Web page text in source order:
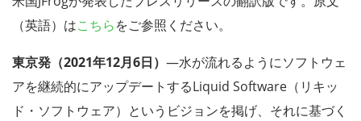
（英語）はこちらをご参照ください。
東京発（2021年12月6日） ―水が流れるようにソフトウェ
アを継続的にアップデートするLiquid Software（リキッ
ド・ソフトウェア）というビジョンを掲げ、それに基づく